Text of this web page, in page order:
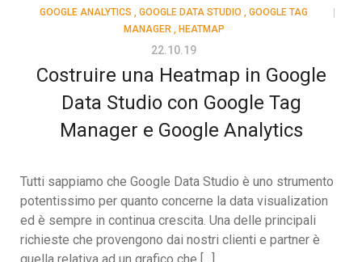
GOOGLE ANALYTICS , GOOGLE DATA STUDIO , GOOGLE TAG
MANAGER, HEATMAP
22.10.19
Costruire una Heatmap in Google
Data Studio con Google Tag
Manager e Google Analytics
Tutti sappiamo che Google Data Studio è uno strumento
potentissimo per quanto concerne la data visualization
ed è sempre in continua crescita. Una delle principali
richieste che provengono dai nostri clienti e partner è